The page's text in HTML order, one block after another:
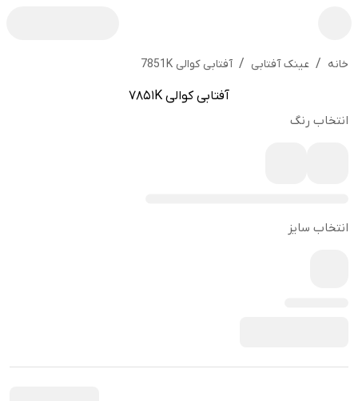
خانه / عینک آفتابی / آفتابی کوالی 7851K
آفتابی کوالی 7851K
انتخاب رنگ
انتخاب سایز